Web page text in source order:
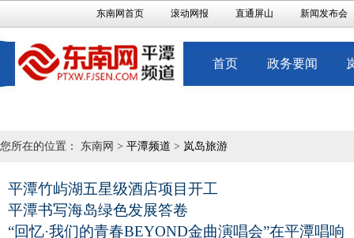
东南网首页 滚动网报 直通屏山 新闻发布会
首页 政务要闻
您所在的位置： 东南网 > 平潭频道 > 岚岛旅游
平潭竹屿湖五星级酒店项目开工
平潭书写海岛绿色发展答卷
“回忆·我们的青春BEYOND金曲演唱会”在平潭唱响